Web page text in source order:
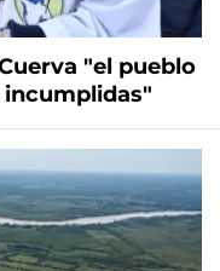
"el pueblo
incumplidas"